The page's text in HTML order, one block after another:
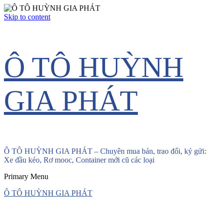
Skip to content
Ô TÔ HUỲNH
GIA PHÁT
Ô TÔ HUỲNH GIA PHÁT – Chuyên mua bán, trao đổi, ký gửi:
Xe đầu kéo, Rơ mooc, Container mới cũ các loại
Primary Menu
Ô TÔ HUỲNH GIA PHÁT